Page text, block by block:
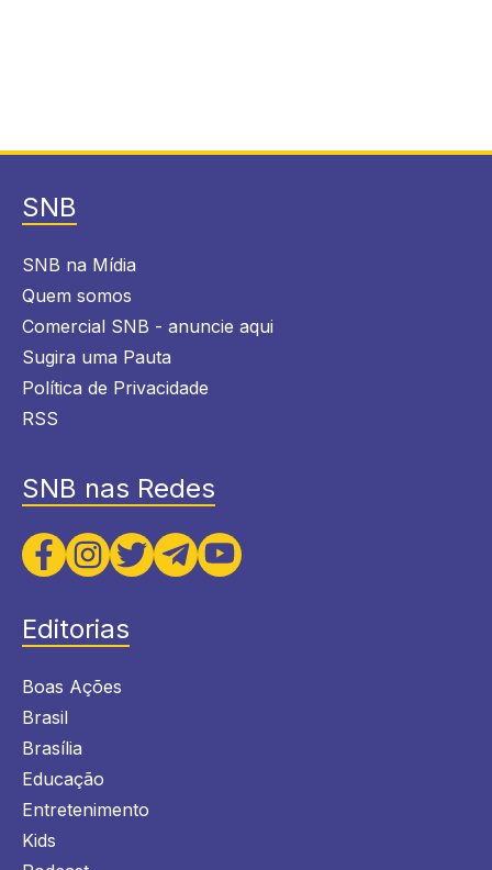
SNB
SNB na Mídia
Quem somos
Comercial SNB - anuncie aqui
Sugira uma Pauta
Política de Privacidade
RSS
SNB nas Redes
Editorias
Boas Ações
Brasil
Brasília
Educação
Entretenimento
Kids